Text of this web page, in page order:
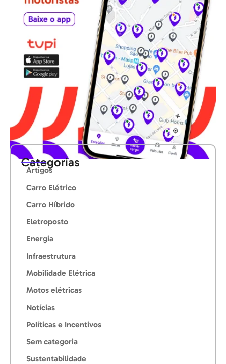
Categorias
Artigos
Carro Elétrico
Carro Híbrido
Eletroposto
Energia
Infraestrutura
Mobilidade Elétrica
Motos elétricas
Notícias
Políticas e Incentivos
Sem categoria
Sustentabilidade